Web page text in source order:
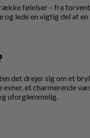
følelser – fra
og lede en vigtig del
det drejer sig om et
et charmerende
uforglemmelig.